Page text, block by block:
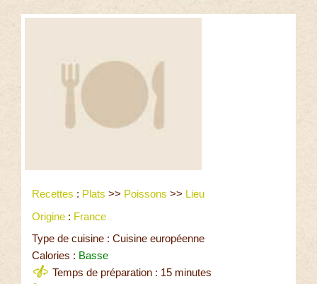
Recettes : Plats >> Poissons >> Lieu
Origine : France
Type de cuisine : Cuisine européenne
Calories : Basse
Temps de préparation : 15 minutes